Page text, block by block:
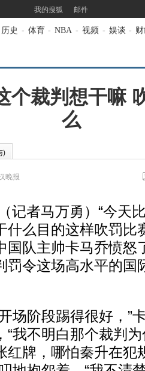
我的搜狐 邮件
历史 - 体育 - NBA - 视频 - 娱谈 -
个裁判想干嘛
么
)
晚报
者马万勇）“今天
什么目的这样吹罚比
国队主帅卡马乔愤怒
罚令这场高水平的国
阶段踢得很好，”
“我不明白那个裁判
红牌，哪怕秦升在犯